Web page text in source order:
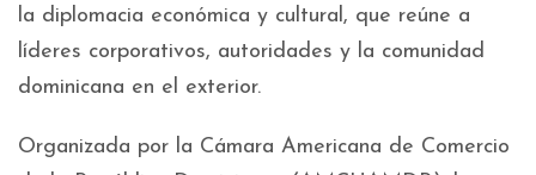
la diplomacia económica y cultural, que reúne a
líderes corporativos, autoridades y la comunidad
dominicana en el exterior.
Organizada por la Cámara Americana de Comercio